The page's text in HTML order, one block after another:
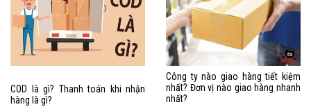
COD là gì? Thanh toán khi nhận
hàng là gì?
Công ty nào giao hàng tiết kiệm
nhất? Đơn vị nào giao hàng nhanh
nhất?